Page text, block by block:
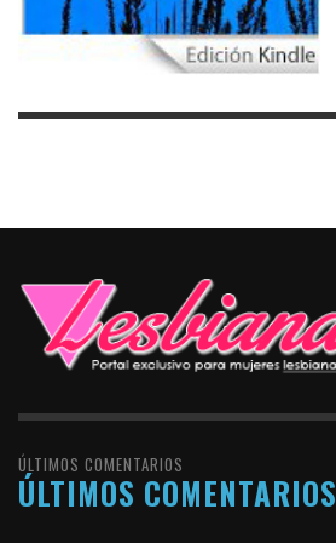
ÚLTIMOS COMENTARIOS
ÚLTIMOS COMENTARIOS